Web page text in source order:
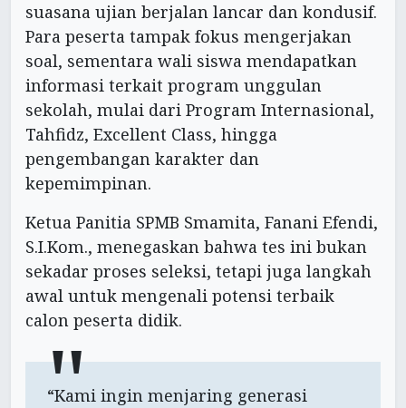
suasana ujian berjalan lancar dan kondusif.
Para peserta tampak fokus mengerjakan
soal, sementara wali siswa mendapatkan
informasi terkait program unggulan
sekolah, mulai dari Program Internasional,
Tahfidz, Excellent Class, hingga
pengembangan karakter dan
kepemimpinan.
Ketua Panitia SPMB Smamita, Fanani Efendi,
S.I.Kom., menegaskan bahwa tes ini bukan
sekadar proses seleksi, tetapi juga langkah
awal untuk mengenali potensi terbaik
calon peserta didik.
“Kami ingin menjaring generasi